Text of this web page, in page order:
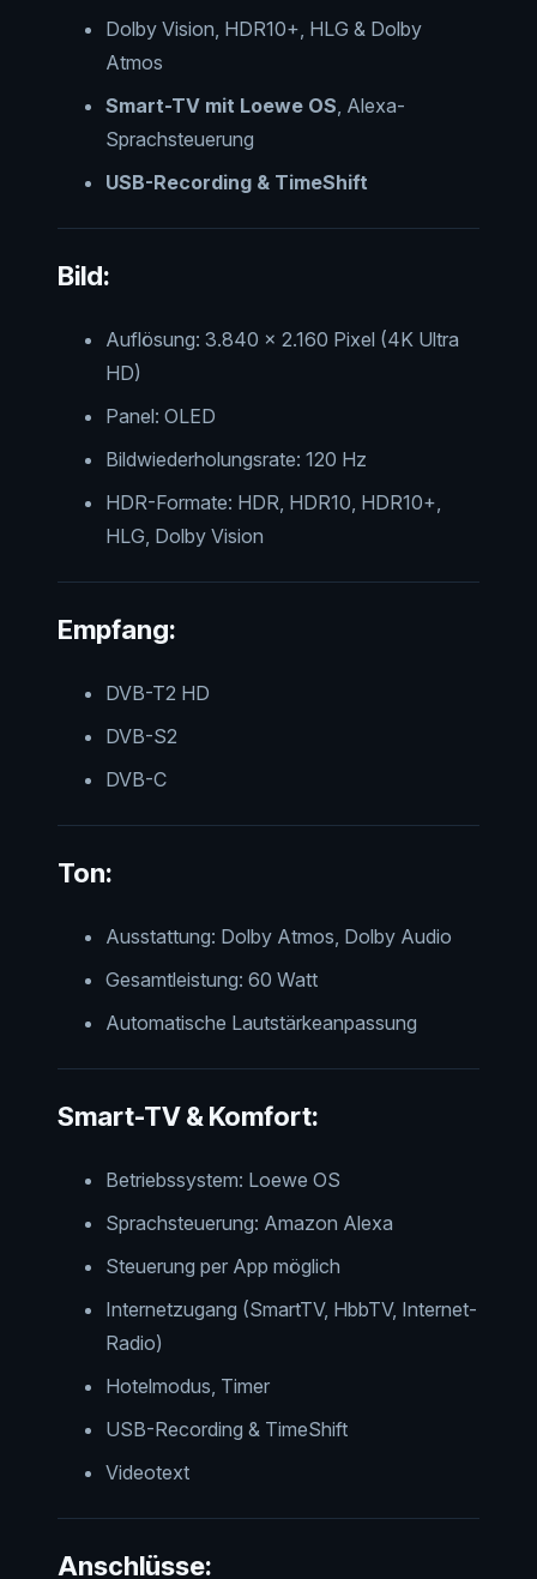
Dolby Vision, HDR10+, HLG & Dolby
Atmos
Smart-TV mit Loewe OS, Alexa-
Sprachsteuerung
USB-Recording & TimeShift
Bild:
Auflösung: 3.840 × 2.160 Pixel (4K Ultra
HD)
Panel: OLED
Bildwiederholungsrate: 120 Hz
HDR-Formate: HDR, HDR10, HDR10+,
HLG, Dolby Vision
Empfang:
DVB-T2 HD
DVB-S2
DVB-C
Ton:
Ausstattung: Dolby Atmos, Dolby Audio
Gesamtleistung: 60 Watt
Automatische Lautstärkeanpassung
Smart-TV & Komfort:
Betriebssystem: Loewe OS
Sprachsteuerung: Amazon Alexa
Steuerung per App möglich
Internetzugang (SmartTV, HbbTV, Internet-
Radio)
Hotelmodus, Timer
USB-Recording & TimeShift
Videotext
Anschlüsse: